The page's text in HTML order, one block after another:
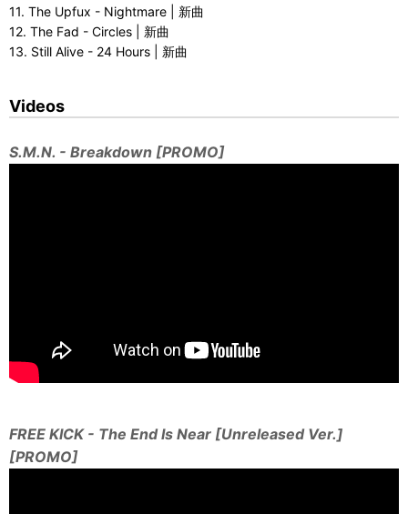
11. The Upfux - Nightmare | 新曲
12. The Fad - Circles | 新曲
13. Still Alive - 24 Hours | 新曲
Videos
S.M.N. - Breakdown [PROMO]
FREE KICK - The End Is Near [Unreleased Ver.]
[PROMO]